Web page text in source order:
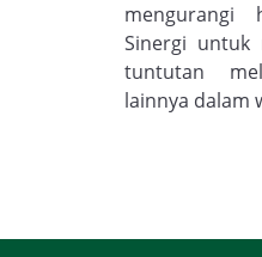
mengurangi
Sinergi untuk
tuntutan
lainnya dalam